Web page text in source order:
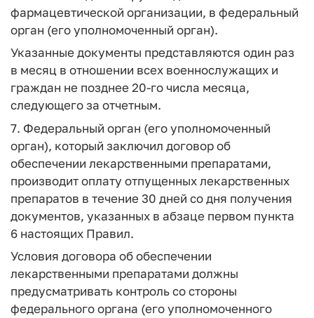
фармацевтической организации, в федеральный
орган (его уполномоченный орган).
Указанные документы представляются один раз
в месяц в отношении всех военнослужащих и
граждан не позднее 20-го числа месяца,
следующего за отчетным.
7. Федеральный орган (его уполномоченный
орган), который заключил договор об
обеспечении лекарственными препаратами,
производит оплату отпущенных лекарственных
препаратов в течение 30 дней со дня получения
документов, указанных в абзаце первом пункта
6 настоящих Правил.
Условия договора об обеспечении
лекарственными препаратами должны
предусматривать контроль со стороны
федерального органа (его уполномоченного